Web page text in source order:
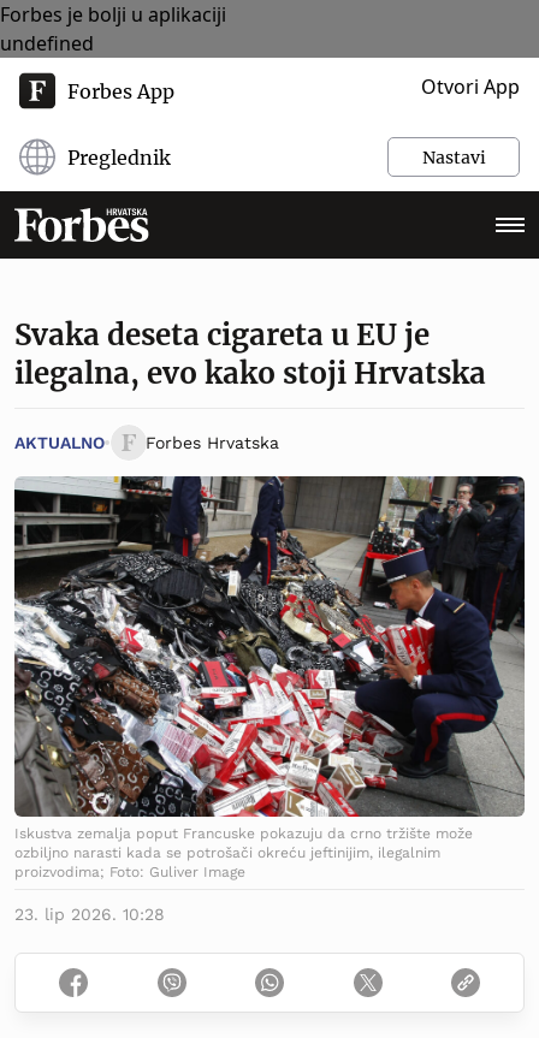
Forbes je bolji u aplikaciji
undefined
Forbes App Otvori App
Preglednik Nastavi
Svaka deseta cigareta u EU je
ilegalna, evo kako stoji Hrvatska
AKTUALNO Forbes Hrvatska
Iskustva zemalja poput Francuske pokazuju da crno tržište može
ozbiljno narasti kada se potrošači okreću jeftinijim, ilegalnim
proizvodima; Foto: Guliver Image
23. lip 2026. 10:28